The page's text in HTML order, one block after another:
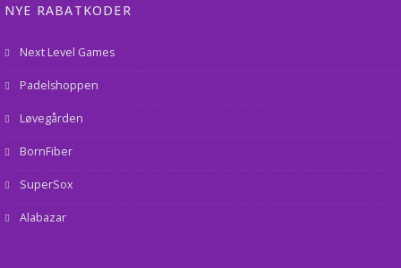
NYE RABATKODER
Next Level Games
Padelshoppen
Løvegården
BornFiber
SuperSox
Alabazar